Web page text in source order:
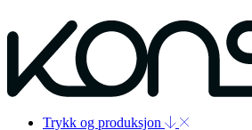
Trykk og produksjon